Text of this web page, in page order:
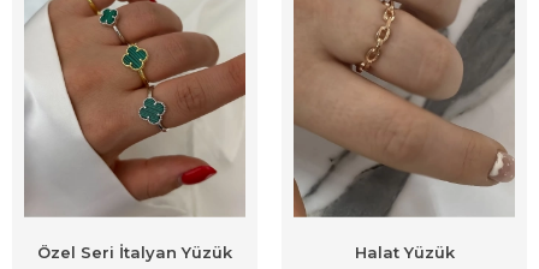
Özel Seri İtalyan Yüzük
Halat Yüzük